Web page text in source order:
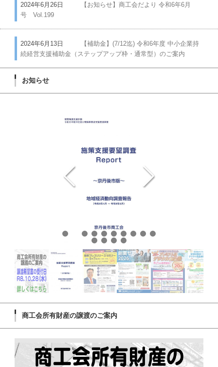
2024年6月26日
【お知らせ】商工会だより 令和6年6月
号 Vol.199
2024年6月13日
【補助金】(7/12迄) 令和6年度 中小企業持
続経営支援補助金（ステップアップ枠・通常型）のご案内
お知らせ
商工会所有財産の譲渡のご案内